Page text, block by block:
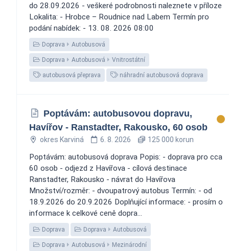
do 28.09.2026 - veškeré podrobnosti naleznete v příloze
Lokalita: - Hrobce – Roudnice nad Labem Termín pro
podání nabídek: - 13. 08. 2026 08:00
Doprava Autobusová
Doprava Autobusová Vnitrostátní
autobusová přeprava náhradní autobusová doprava
Poptávám: autobusovou dopravu,
Havířov - Ranstadter, Rakousko, 60 osob
okres Karviná 6. 8. 2026 125 000 korun
Poptávám: autobusová doprava Popis: - doprava pro cca
60 osob - odjezd z Havířova - cílová destinace
Ranstadter, Rakousko - návrat do Havířova
Množství/rozměr: - dvoupatrový autobus Termín: - od
18.9.2026 do 20.9.2026 Doplňující informace: - prosím o
informace k celkové ceně dopra...
Doprava Doprava Autobusová
Doprava Autobusová Mezinárodní